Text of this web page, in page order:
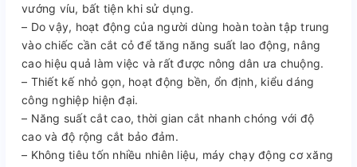
vướng víu, bất tiện khi sử dụng.
– Do vậy, hoạt động của người dùng hoàn toàn tập trung
vào chiếc cần cắt cỏ để tăng năng suất lao động, nâng
cao hiệu quả làm việc và rất được nông dân ưa chuộng.
– Thiết kế nhỏ gọn, hoạt động bền, ổn định, kiểu dáng
công nghiệp hiện đại.
– Năng suất cắt cao, thời gian cắt nhanh chóng với độ
cao và độ rộng cắt bảo đảm.
– Không tiêu tốn nhiều nhiên liệu, máy chạy động cơ xăng